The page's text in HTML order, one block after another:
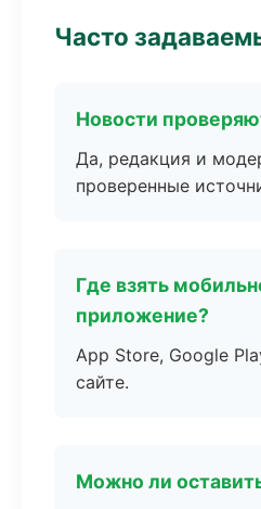
Часто
Новости
Да, редакция и
проверенные
Где взять
приложение?
App Store, Google
сайте.
Можно ли